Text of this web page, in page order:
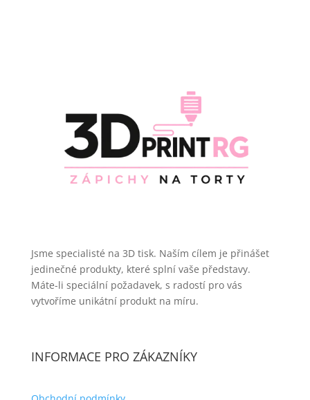
Jsme specialisté na 3D tisk. Naším cílem je přinášet
jedinečné produkty, které splní vaše představy.
Máte-li speciální požadavek, s radostí pro vás
vytvoříme unikátní produkt na míru.
INFORMACE PRO ZÁKAZNÍKY